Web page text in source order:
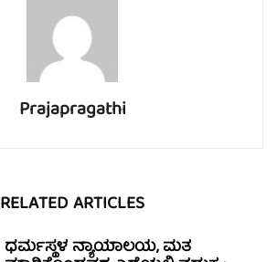
Prajapragathi
RELATED ARTICLES
ಧರ್ಮಸ್ಥಳ ನ್ಯಾಯಾಲಯ, ಮತ